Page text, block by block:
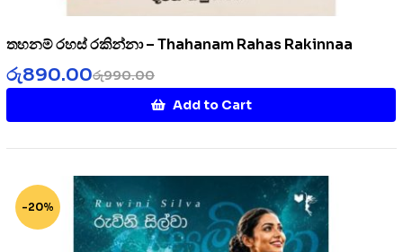
තහනම් රහස් රකින්නා – Thahanam Rahas Rakinnaa
රු990.00
රු890.00
Add to Cart
-20%